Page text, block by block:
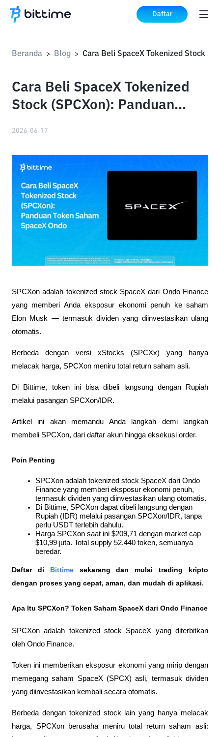
Daftar
Beranda > Blog >
Cara Beli SpaceX Tokenized
Stock (SPCXon): Panduan
2026-06-17
SPCXon adalah tokenized stock SpaceX dari Ondo Finance
yang memberi Anda eksposur ekonomi penuh ke saham
Elon Musk — termasuk dividen yang diinvestasikan ulang
otomatis.
Berbeda dengan versi xStocks (SPCXx) yang hanya
melacak harga, SPCXon meniru total return saham asli.
Di Bittime, token ini bisa dibeli langsung dengan Rupiah
melalui pasangan SPCXon/IDR.
Artikel ini akan memandu Anda langkah demi langkah
membeli SPCXon, dari daftar akun hingga eksekusi order.
Poin Penting
SPCXon adalah tokenized stock SpaceX dari Ondo
Finance yang memberi eksposur ekonomi penuh,
termasuk dividen yang diinvestasikan ulang otomatis.
Di Bittime, SPCXon dapat dibeli langsung dengan
Rupiah (IDR) melalui pasangan SPCXon/IDR, tanpa
perlu USDT terlebih dahulu.
Harga SPCXon saat ini $209,71 dengan market cap
$10,99 juta. Total supply 52.440 token, semuanya
beredar.
Daftar di Bittime sekarang dan mulai trading kripto
dengan proses yang cepat, aman, dan mudah di aplikasi.
Apa Itu SPCXon? Token Saham SpaceX dari Ondo Finance
SPCXon adalah tokenized stock SpaceX yang diterbitkan
oleh Ondo Finance.
Token ini memberikan eksposur ekonomi yang mirip dengan
memegang saham SpaceX (SPCX) asli, termasuk dividen
yang diinvestasikan kembali secara otomatis.
Berbeda dengan tokenized stock lain yang hanya melacak
harga, SPCXon berusaha meniru total return saham asli: